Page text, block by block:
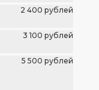
2 400 рублей
3 100 рублей
5 500 рублей